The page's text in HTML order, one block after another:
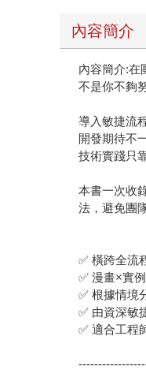
內容簡介
內容簡介:在
不是你不夠
導入敏捷流
開發期待不
技術實踐只
本書一次收
法，避免團
✅ 橫跨全流
✅ 漫畫×實
✅ 根據情境
✅ 由資深敏
✅ 適合工程